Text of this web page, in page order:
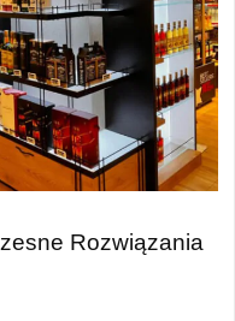
Rozwiązania